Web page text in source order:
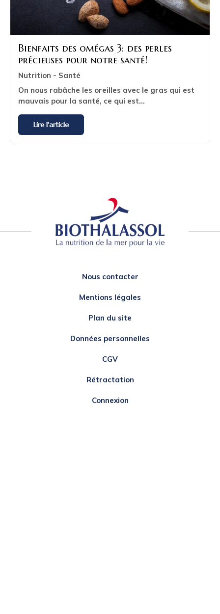
Bienfaits des omégas 3: des perles
précieuses pour notre santé!
Nutrition - Santé
On nous rabâche les oreilles avec le gras qui est
mauvais pour la santé, ce qui est...
Lire l'article
Nous contacter
Mentions légales
Plan du site
Données personnelles
CGV
Rétractation
Connexion